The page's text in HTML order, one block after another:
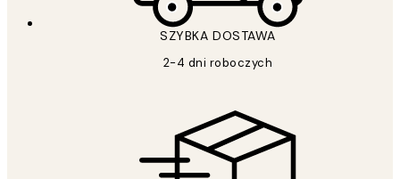
SZYBKA DOSTAWA
2-4 dni roboczych